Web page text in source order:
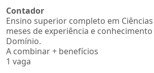
Contador
Ensino superior completo em
meses de experiência e
Domínio.
A combinar + benefícios
1 vaga